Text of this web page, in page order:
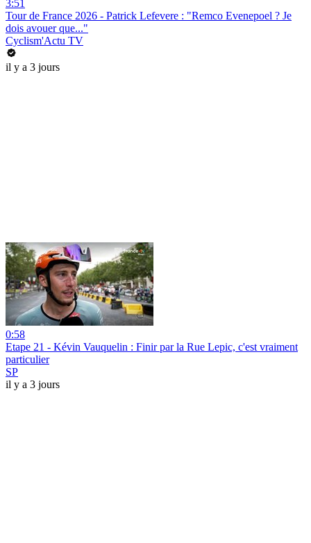
3:51
Tour de France 2026 - Patrick Lefevere : "Remco Evenepoel ? Je
dois avouer que..."
Cyclism'Actu TV
il y a 3 jours
0:58
Etape 21 - Kévin Vauquelin : Finir par la Rue Lepic, c'est vraiment
particulier
SP
il y a 3 jours